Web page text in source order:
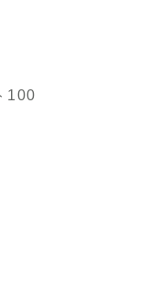
100